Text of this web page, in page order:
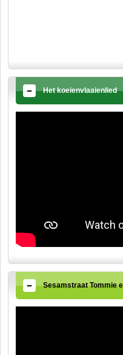
Het koeienvlaaienlied
Sesamstraat Tommie